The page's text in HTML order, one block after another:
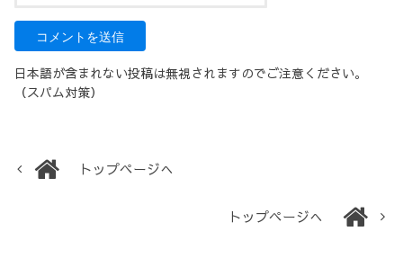
日本語が含まれない投稿は無視されますのでご注意ください。
（スパム対策）
トップページへ
トップページへ